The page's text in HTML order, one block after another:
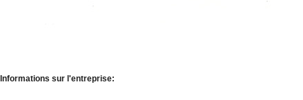
Informations sur l'entreprise: